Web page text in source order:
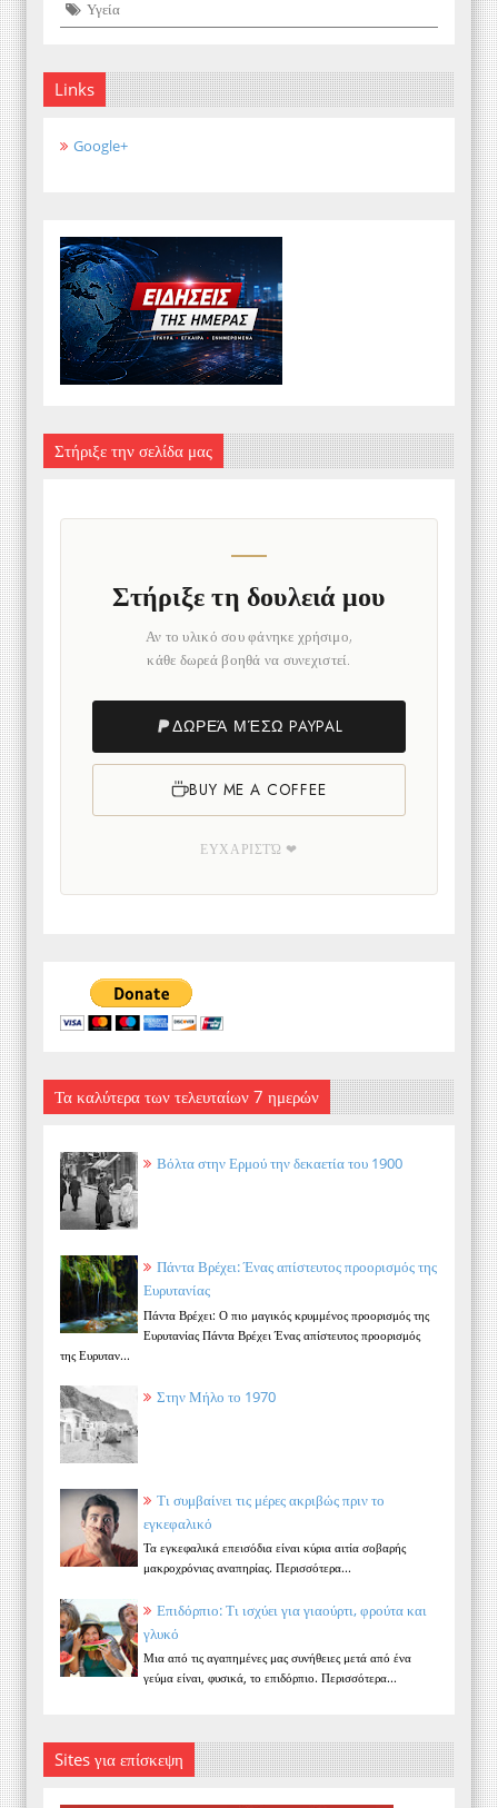
Υγεία
Links
Google+
Στήριξε την σελίδα μας
Στήριξε τη δουλειά μου
Αν το υλικό σου φάνηκε χρήσιμο,
κάθε δωρεά βοηθά να συνεχιστεί.
ΔΩΡΕΆ ΜΈΣΩ PAYPAL
BUY ME A COFFEE
ΕΥΧΑΡΙΣΤΏ ❤
Τα καλύτερα των τελευταίων 7 ημερών
Βόλτα στην Ερμού την δεκαετία του 1900
Πάντα Βρέχει: Ένας απίστευτος προορισμός της
Ευρυτανίας
Πάντα Βρέχει: Ο πιο μαγικός κρυμμένος προορισμός της
Ευρυτανίας Πάντα Βρέχει Ένας απίστευτος προορισμός
της Ευρυταν...
Στην Μήλο το 1970
Τι συμβαίνει τις μέρες ακριβώς πριν το
εγκεφαλικό
Τα εγκεφαλικά επεισόδια είναι κύρια αιτία σοβαρής
μακροχρόνιας αναπηρίας. Περισσότερα...
Επιδόρπιο: Τι ισχύει για γιαούρτι, φρούτα και
γλυκό
Μια από τις αγαπημένες μας συνήθειες μετά από ένα
γεύμα είναι, φυσικά, το επιδόρπιο. Περισσότερα...
Sites για επίσκεψη